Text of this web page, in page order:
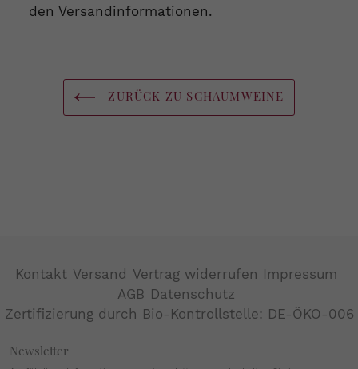
den Versandinformationen.
ZURÜCK ZU SCHAUMWEINE
Kontakt Versand Vertrag widerrufen Impressum
AGB Datenschutz
Zertifizierung durch Bio-Kontrollstelle: DE-ÖKO-006
Newsletter